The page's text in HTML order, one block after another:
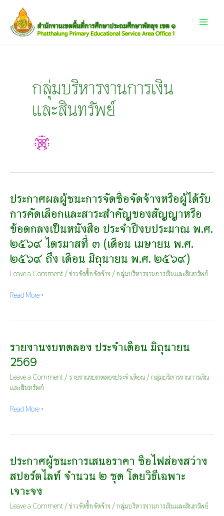
content
Menu
กลุ่มบริหารงานการเงิน
และสินทรัพย์
ประกาศผลผู้ชนะการจัดซื้อจัดจ้างหรือผู้ได้รับ
การคัดเลือกและสาระสำคัญของสัญญาหรือ
ข้อตกลงเป็นหนังสือ ประจำปีงบประมาณ พ.ศ.
๒๕๖๙ ไตรมาสที่ ๓ (เดือน เมษายน พ.ศ.
๒๕๖๙ ถึง เดือน มิถุนายน พ.ศ. ๒๕๖๙)
Leave a Comment /ข่าวจัดซื้อจัดจ้าง /กลุ่มบริหารงานการเงินและสินทรัพย์
ประกาศ
ผู้
ชนะ
การ
จัด
ซื้อ
จัด
หรือ
ผู้
รับ
คัด
เลือก
และ
สาระ
สำคัญ
สัญญา
ตกลง
หนังสือ
ปีงบประมาณ
พ.ศ.
ไตรมาส
Read More »
รายงานงบทดลอง ประจำเดือน มิถุนายน
2569
Leave a Comment / รายงานงบทดลองประจำเดือน /กลุ่มบริหารงานการเงิน
และสินทรัพย์
รายงาน
ทดลอง
ประจำ
เดือน
2569
Read More »
ประกาศผู้ชนะการเสนอราคา ซื้อไฟส่องสว่าง
สปอร์ตไลท์ จำนวน ๒ ชุด โดยวิธีเฉพาะ
เจาะจง
Leave a Comment /ข่าวจัดซื้อจัดจ้าง /กลุ่มบริหารงานการเงินและสินทรัพย์
ประกาศ
ชนะ
การ
ราคา